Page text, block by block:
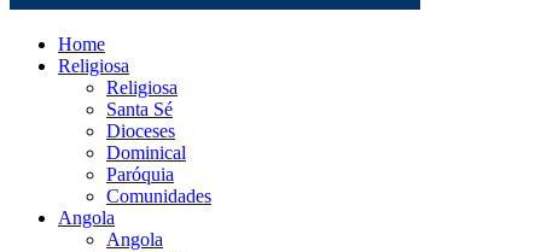
Home
Religiosa
Religiosa
Santa Sé
Dioceses
Dominical
Paróquia
Comunidades
Angola
Angola